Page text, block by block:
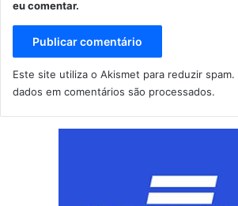
eu comentar.
Este site utiliza o Akismet para reduzir spam.
dados em comentários são processados.